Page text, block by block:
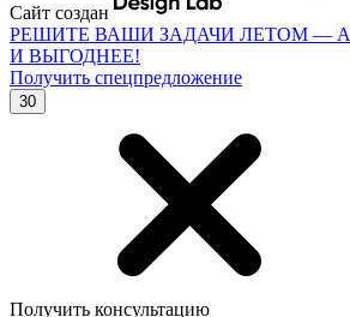
Сайт создан
РЕШИТЕ ВАШИ ЗАДАЧИ ЛЕТОМ —
И ВЫГОДНЕЕ!
Получить спецпредложение
30
Получить консультацию